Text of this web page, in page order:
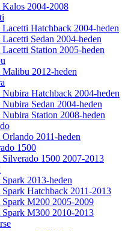
Kalos 2004-2008
Hatchback 2004-heden
Sedan 2004-heden
Station 2005-heden
2012-heden
Hatchback 2004-heden
Sedan 2004-heden
Station 2008-heden
2011-heden
1500
1500 2007-2013
2013-heden
Hatchback 2011-2013
Spark M200 2005-2009
Spark M300 2010-2013